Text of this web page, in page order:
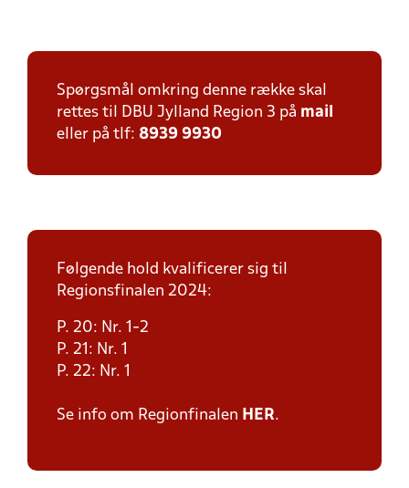
Spørgsmål omkring denne række skal
rettes til DBU Jylland Region 3 på mail
eller på tlf: 8939 9930
Følgende hold kvalificerer sig til
Regionsfinalen 2024:
P. 20: Nr. 1-2
P. 21: Nr. 1
P. 22: Nr. 1
Se info om Regionfinalen HER.